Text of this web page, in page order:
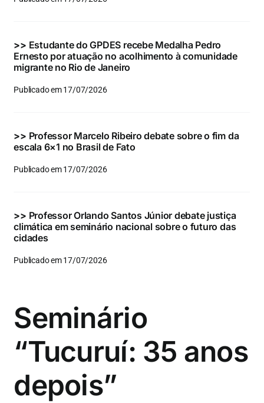
Eventos e Certificados
Buscar
para:
>> Estudante do GPDES recebe Medalha Pedro
Ernesto por atuação no acolhimento à comunidade
migrante no Rio de Janeiro
Publicado em 17/07/2026
>> Professor Marcelo Ribeiro debate sobre o fim da
escala 6×1 no Brasil de Fato
Publicado em 17/07/2026
>> Professor Orlando Santos Júnior debate justiça
climática em seminário nacional sobre o futuro das
cidades
Publicado em 17/07/2026
Seminário
“Tucuruí: 35 anos
depois”